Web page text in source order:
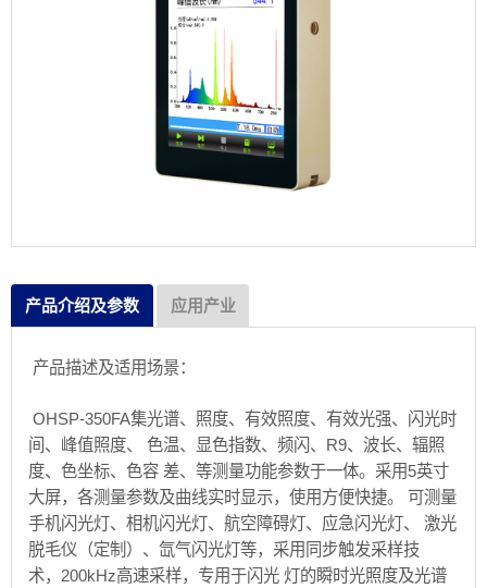
产品介绍及参数 应用产业
产品描述及适用场景：
OHSP-350FA集光谱、照度、有效照度、有效光强、闪光时
间、峰值照度、 色温、显色指数、频闪、R9、波长、辐照
度、色坐标、色容 差、等测量功能参数于一体。采用5英寸
大屏，各测量参数及曲线实时显示，使用方便快捷。 可测量
手机闪光灯、相机闪光灯、航空障碍灯、应急闪光灯、 激光
脱毛仪（定制）、氙气闪光灯等，采用同步触发采样技
术，200kHz高速采样，专用于闪光 灯的瞬时光照度及光谱